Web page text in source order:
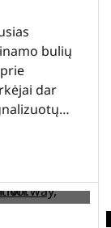
bulių
dar